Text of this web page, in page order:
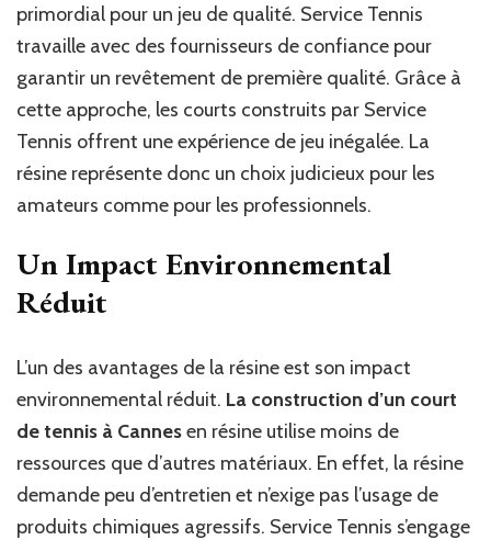
primordial pour un jeu de qualité. Service Tennis
travaille avec des fournisseurs de confiance pour
garantir un revêtement de première qualité. Grâce à
cette approche, les courts construits par Service
Tennis offrent une expérience de jeu inégalée. La
résine représente donc un choix judicieux pour les
amateurs comme pour les professionnels.
Un Impact Environnemental
Réduit
L’un des avantages de la résine est son impact
environnemental réduit. La construction d’un court
de tennis à Cannesen résine utilise moins de
ressources que d’autres matériaux. En effet, la résine
demande peu d’entretien et n’exige pas l’usage de
produits chimiques agressifs. Service Tennis s’engage